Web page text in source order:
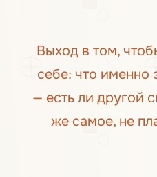
Выход в том,
себе: что именно
— есть ли другой
же самое, не